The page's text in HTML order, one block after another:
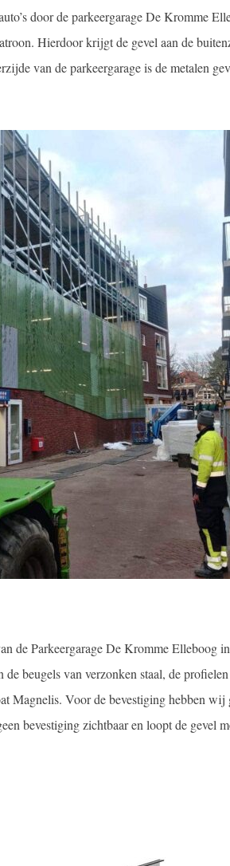
door de parkeergarage De Kromme
Hierdoor krijgt de gevel aan de
van de parkeergarage is de metalen
de Parkeergarage De Kromme Elleboog
beugels van verzonken staal, de
Magnelis. Voor de bevestiging hebben wij
bevestiging zichtbaar en loopt de gevel